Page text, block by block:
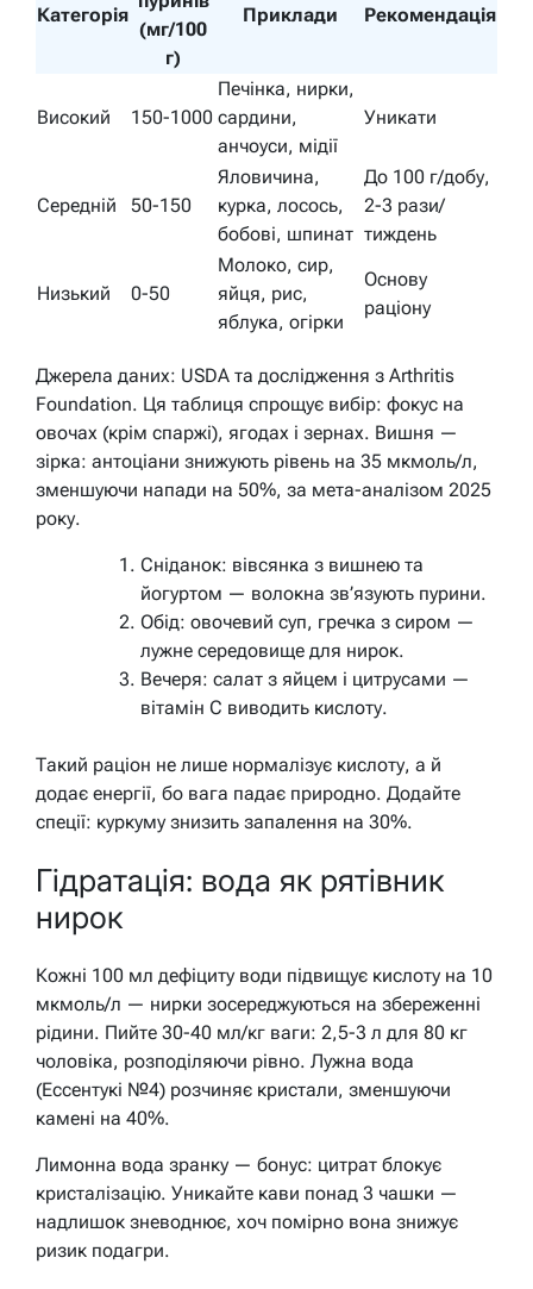
Категорія
(мг/100
г)
Приклади Рекомендація
Високий 150-1000
Печінка, нирки,
сардини,
анчоуси, мідії
Уникати
Середній 50-150
Яловичина,
курка, лосось,
бобові, шпинат
До 100 г/добу,
2-3 рази/
тиждень
Низький 0-50
Молоко, сир,
яйця, рис,
яблука, огірки
Основу
раціону
Джерела даних: USDA та дослідження з Arthritis
Foundation. Ця таблиця спрощує вибір: фокус на
овочах (крім спаржі), ягодах і зернах. Вишня —
зірка: антоціани знижують рівень на 35 мкмоль/л,
зменшуючи напади на 50%, за мета-аналізом 2025
року.
Сніданок: вівсянка з вишнею та
йогуртом — волокна зв’язують пурини.
Обід: овочевий суп, гречка з сиром —
лужне середовище для нирок.
Вечеря: салат з яйцем і цитрусами —
вітамін С виводить кислоту.
Такий раціон не лише нормалізує кислоту, а й
додає енергії, бо вага падає природно. Додайте
спеції: куркуму знизить запалення на 30%.
Гідратація: вода як рятівник
нирок
Кожні 100 мл дефіциту води підвищує кислоту на 10
мкмоль/л — нирки зосереджуються на збереженні
рідини. Пийте 30-40 мл/кг ваги: 2,5-3 л для 80 кг
чоловіка, розподіляючи рівно. Лужна вода
(Ессентукі №4) розчиняє кристали, зменшуючи
камені на 40%.
Лимонна вода зранку — бонус: цитрат блокує
кристалізацію. Уникайте кави понад 3 чашки —
надлишок зневоднює, хоч помірно вона знижує
ризик подагри.